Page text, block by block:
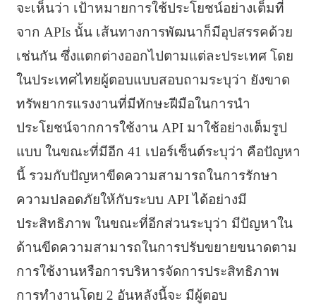
จะเห็นว่า เป้าหมายการใช้ประโยชน์อย่างเต็มที่
จาก APIs นั้น เส้นทางการพัฒนาก็มีอุปสรรคด้วย
เช่นกัน ซึ่งแตกต่างออกไปตามแต่ละประเทศ โดย
ในประเทศไทยผู้ตอบแบบสอบถามระบุว่า ยังขาด
ทรัพยากรแรงงานที่มีทักษะฝีมือในการนำ
ประโยชน์จากการใช้งาน API มาใช้อย่างเต็มรูป
แบบ ในขณะที่มีอีก 41 เปอร์เซ็นต์ระบุว่า คือปัญหา
นี้ รวมกับปัญหาขีดความสามารถในการรักษา
ความปลอดภัยให้กับระบบ API ได้อย่างมี
ประสิทธิภาพ ในขณะที่อีกส่วนระบุว่า มีปัญหาใน
ด้านขีดความสามารถในการปรับขยายขนาดตาม
การใช้งานหรือการบริหารจัดการประสิทธิภาพ
การทำงานโดย 2 อันหลังนี้จะ มีผู้ตอบ